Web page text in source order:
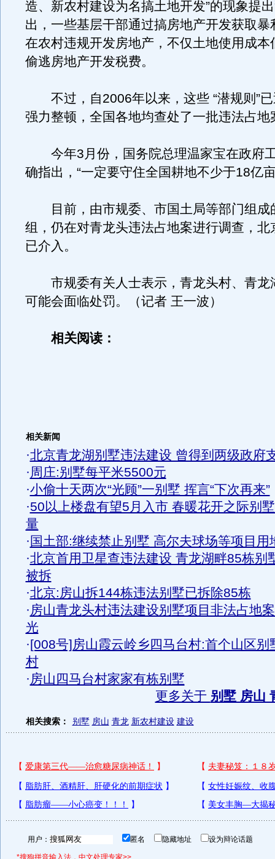
造、新农村建设为名搞土地开发”的现象提
出，一些基层干部通过搞房地产开发获取暴
在农村违规开发房地产，不仅土地使用成本
偷逃房地产开发税费。
不过，自2006年以来，这些 “潜规则”已
强力整顿，全国各地均查处了一批违法占地
今年3月份，国务院总理温家宝在政府
确指出，“一定要守住全国耕地不少于18亿
目前，由市规委、市国土局等部门组成
组，仍在对青龙头违法占地案进行调查，北
已介入。
市规委有关人士表示，青龙头村、青龙
可能会面临处罚。（记者 王一波）
相关阅读：
相关新闻
·北京青龙湖别墅违法建设 曾得到两级政府
·周庄:别墅每平米5500元
·小偷十天两次“光顾”一别墅 挥言“下次再来”
·50以上楼盘有望5月入市 春暖花开之际别
量
· 国土部:继续禁止别墅 高尔夫球场等项目用
·北京首用卫星查违法建设 青龙湖畔85栋别
被拆
·北京:房山拆144栋违法别墅已拆除85栋
·房山青龙头村违法建设别墅项目非法占地
光
·[008号]房山霞云岭乡四马台村:首个山区别
村
·房山四马台村家家有栋别墅
更多关于 别墅 房山
相关搜索： 别墅 房山 青龙 新农村建设 建设
用户： 匿名 隐藏地址 设为辩论话题
*搜狗拼音输入法，中文处理专家>>